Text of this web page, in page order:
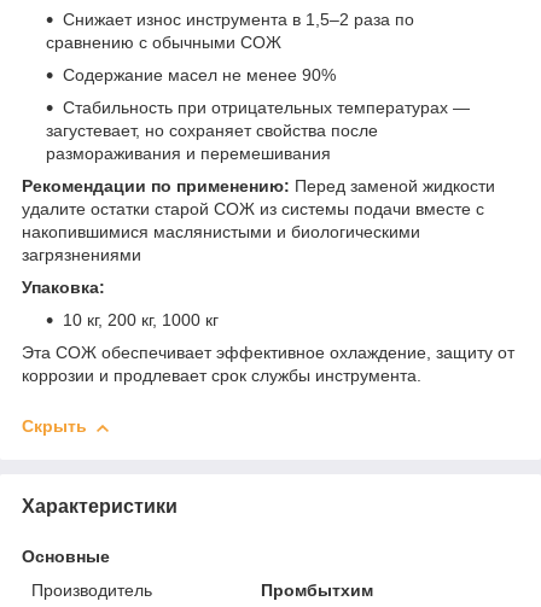
Снижает износ инструмента в 1,5–2 раза по
сравнению с обычными СОЖ
Содержание масел не менее 90%
Стабильность при отрицательных температурах —
загустевает, но сохраняет свойства после
размораживания и перемешивания
Рекомендации по применению: Перед заменой жидкости
удалите остатки старой СОЖ из системы подачи вместе с
накопившимися маслянистыми и биологическими
загрязнениями
Упаковка:
10 кг, 200 кг, 1000 кг
Эта СОЖ обеспечивает эффективное охлаждение, защиту от
коррозии и продлевает срок службы инструмента.
Скрыть
Характеристики
Основные
Производитель
Промбытхим